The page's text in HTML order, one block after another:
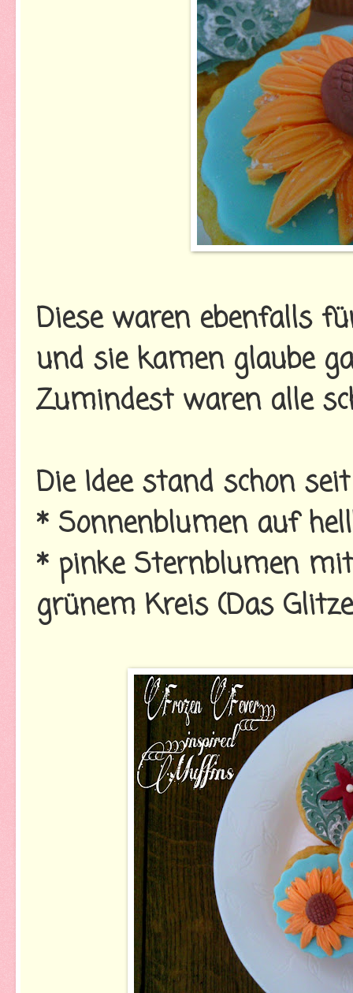
Diese waren ebenfalls
und sie kamen glaube
Zumindest waren alle
Die Idee stand schon
* Sonnenblumen auf
* pinke Sternblumen
grünem Kreis (Das